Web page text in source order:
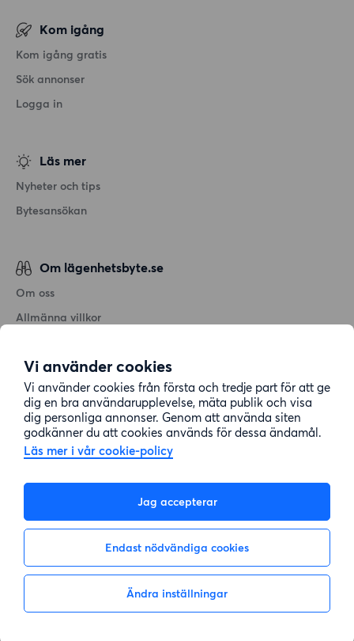
Vi använder cookies
Vi använder cookies från första och tredje part för att ge
dig en bra användarupplevelse, mäta publik och visa
dig personliga annonser. Genom att använda siten
godkänner du att cookies används för dessa ändamål.
Läs mer i vår cookie-policy
Jag accepterar
Endast nödvändiga cookies
Ändra inställningar
Inte intresserad Visa intresse
Kom igång
Kom igång gratis
Sök annonser
Logga in
Läs mer
Nyheter och tips
Bytesansökan
Om lägenhetsbyte.se
Om oss
Allmänna villkor
Cookiepolicy
Sitemap
Kundtjänst
08-22 00 90
E-post: